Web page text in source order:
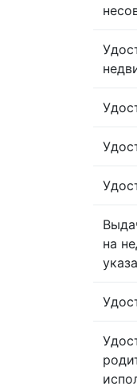
на